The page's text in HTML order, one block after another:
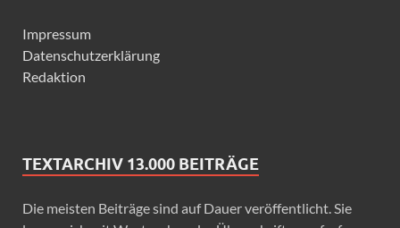
Impressum
Datenschutzerklärung
Redaktion
TEXTARCHIV 13.000 BEITRÄGE
Die meisten Beiträge sind auf Dauer veröffentlicht. Sie